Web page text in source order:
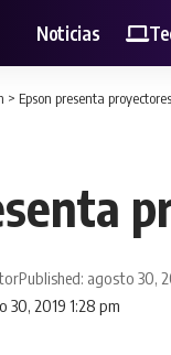
Noticias
> Epson presenta
30, 2019 1:28 pm
Published: agosto 30,